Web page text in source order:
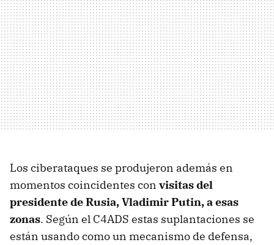
Los ciberataques se produjeron además en
momentos coincidentes con visitas del
presidente de Rusia, Vladimir Putin, a esas
zonas. Según el C4ADS estas suplantaciones se
están usando como un mecanismo de defensa,